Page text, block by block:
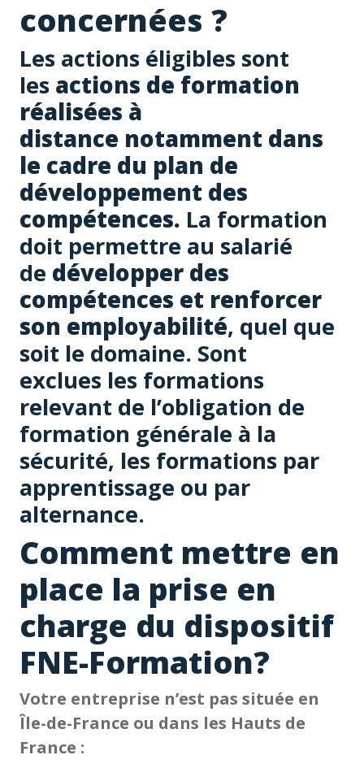
concernées ?
Les actions éligibles sont
les actions de formation
réalisées à
distance notamment dans
le cadre du plan de
développement des
compétences. La formation
doit permettre au salarié
de développer des
compétences et renforcer
son employabilité, quel que
soit le domaine. Sont
exclues les formations
relevant de l’obligation de
formation générale à la
sécurité, les formations par
apprentissage ou par
alternance.
Comment mettre en
place la prise en
charge du dispositif
FNE-Formation?
Votre entreprise n’est pas située en
Île-de-France ou dans les Hauts de
France :